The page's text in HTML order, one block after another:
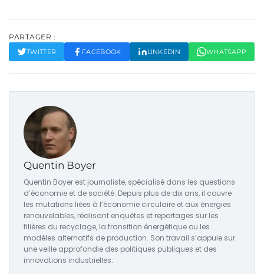
PARTAGER :
TWITTER FACEBOOK LINKEDIN WHATSAPP
Quentin Boyer
Quentin Boyer est journaliste, spécialisé dans les questions
d’économie et de société. Depuis plus de dix ans, il couvre
les mutations liées à l’économie circulaire et aux énergies
renouvelables, réalisant enquêtes et reportages sur les
filières du recyclage, la transition énergétique ou les
modèles alternatifs de production. Son travail s’appuie sur
une veille approfondie des politiques publiques et des
innovations industrielles.